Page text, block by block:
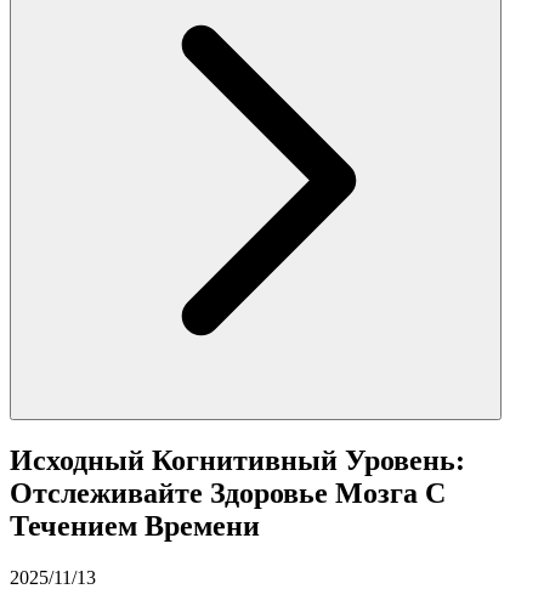
Исходный Когнитивный Уровень:
Отслеживайте Здоровье Мозга С
Течением Времени
2025/11/13